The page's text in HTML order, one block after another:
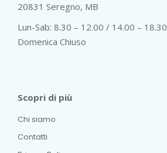
20831 Seregno, MB
Lun-Sab: 8.30 – 12.00 / 14.00 – 18.30
Domenica Chiuso
Scopri di più
Chi siamo
Contatti